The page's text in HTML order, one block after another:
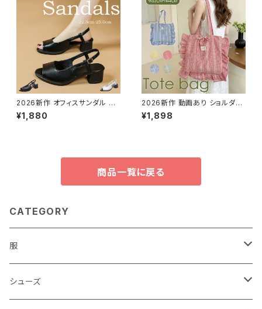
2026新作 オフィスサンダル パ
ンプス 靴 チャンキーヒール バッ
クストラップ レザー調 太ヒール
¥1,880
2026新作 動画あり ショルダー
バッグ トートバッグ チェック 帆
布 キャンバス リボン フリル
¥1,898
商品一覧に戻る
CATEGORY
服
レディース
シューズ